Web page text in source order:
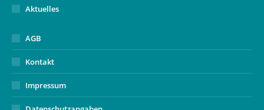
Aktuelles
AGB
Kontakt
Impressum